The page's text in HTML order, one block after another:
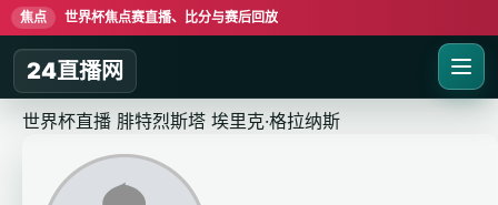
焦点 世界杯焦点赛直播、比分与赛后回放
24直播网
世界杯直播 腓特烈斯塔 埃里克·格拉纳斯